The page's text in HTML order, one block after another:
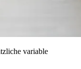
variable